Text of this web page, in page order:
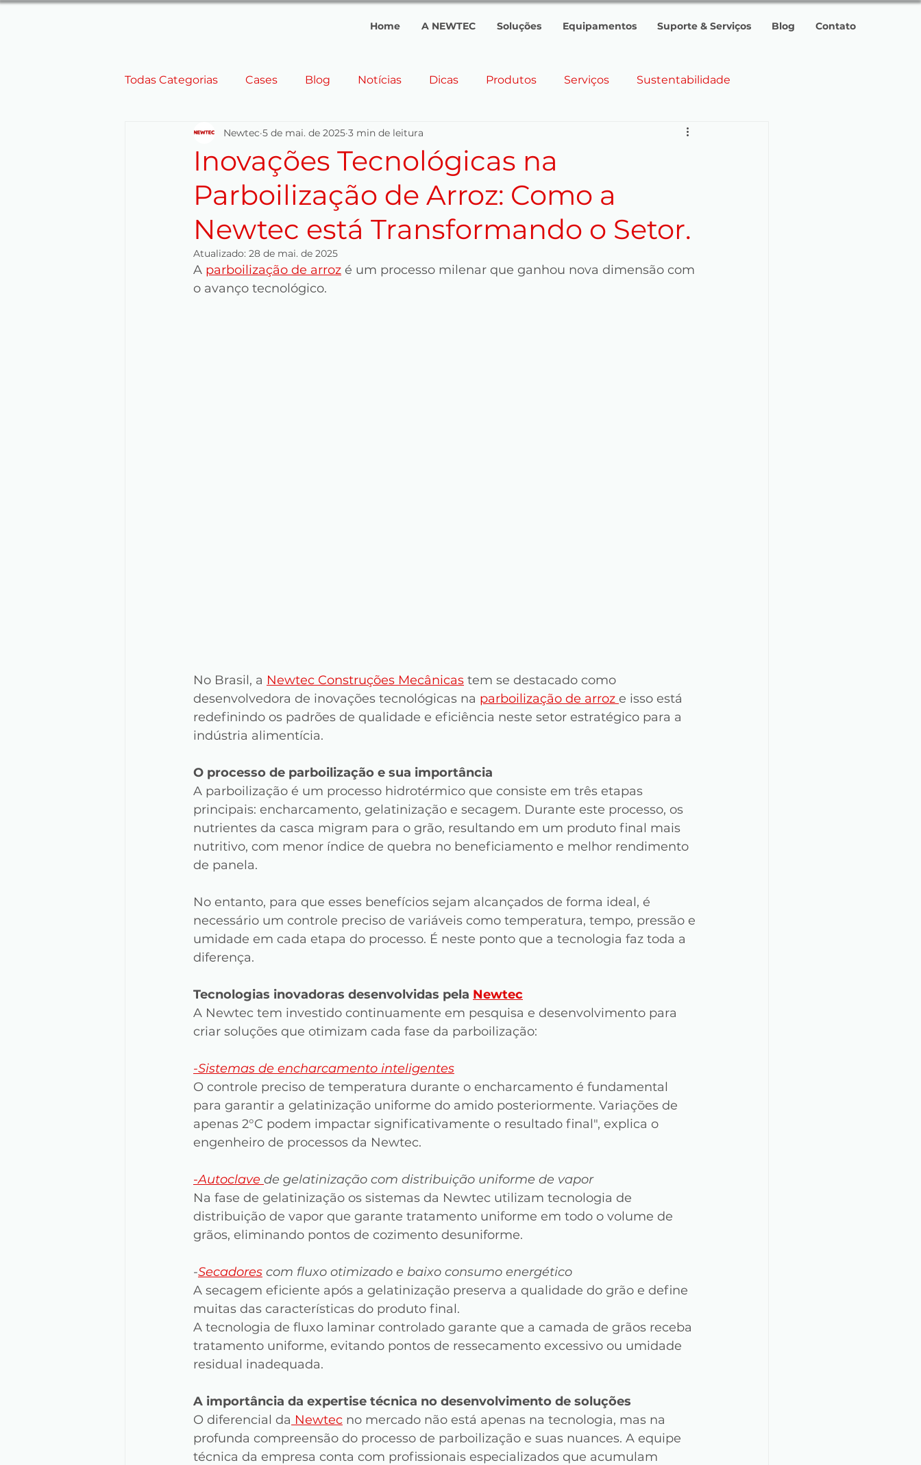
Home A NEWTEC Soluções Equipamentos Suporte & Serviços Blog Contato
Todas Categorias Cases Blog Notícias Dicas Produtos Serviços Sustentabilidade
Eficiência Energética Equipamentos Personalizados
Corte a Laser Parboilização de Arroz Equipamentos para Parboilização
Personalização de Equipamentos Argentina Uruguai Honduras Guatemala
Equipamentos de limpeza
Inovações Tecnológicas na
Parboilização de Arroz: Como a
Newtec está Transformando o Setor.
Newtec 5 de mai. de 2025 3 min de leitura
Atualizado: 28 de mai. de 2025
A parboilização de arroz é um processo milenar que ganhou nova dimensão com
o avanço tecnológico.
No Brasil, a Newtec Construções Mecânicas tem se destacado como
desenvolvedora de inovações tecnológicas na parboilização de arroz e isso está
redefinindo os padrões de qualidade e eficiência neste setor estratégico para a
indústria alimentícia.
O processo de parboilização e sua importância
A parboilização é um processo hidrotérmico que consiste em três etapas
principais: encharcamento, gelatinização e secagem. Durante este processo, os
nutrientes da casca migram para o grão, resultando em um produto final mais
nutritivo, com menor índice de quebra no beneficiamento e melhor rendimento
de panela.
No entanto, para que esses benefícios sejam alcançados de forma ideal, é
necessário um controle preciso de variáveis como temperatura, tempo, pressão e
umidade em cada etapa do processo. É neste ponto que a tecnologia faz toda a
diferença.
Tecnologias inovadoras desenvolvidas pela Newtec
A Newtec tem investido continuamente em pesquisa e desenvolvimento para
criar soluções que otimizam cada fase da parboilização:
-Sistemas de encharcamento inteligentes
O controle preciso de temperatura durante o encharcamento é fundamental
para garantir a gelatinização uniforme do amido posteriormente. Variações de
apenas 2°C podem impactar significativamente o resultado final", explica o
engenheiro de processos da Newtec.
-Autoclave de gelatinização com distribuição uniforme de vapor
Na fase de gelatinização os sistemas da Newtec utilizam tecnologia de
distribuição de vapor que garante tratamento uniforme em todo o volume de
grãos, eliminando pontos de cozimento desuniforme.
-Secadores com fluxo otimizado e baixo consumo energético
A secagem eficiente após a gelatinização preserva a qualidade do grão e define
muitas das características do produto final.
A tecnologia de fluxo laminar controlado garante que a camada de grãos receba
tratamento uniforme, evitando pontos de ressecamento excessivo ou umidade
residual inadequada.
A importância da expertise técnica no desenvolvimento de soluções
O diferencial da Newtec no mercado não está apenas na tecnologia, mas na
profunda compreensão do processo de parboilização e suas nuances. A equipe
técnica da empresa conta com profissionais especializados que acumulam